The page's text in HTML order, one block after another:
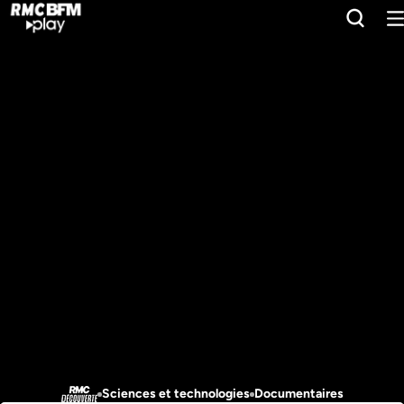
Sciences et technologies Documentaires